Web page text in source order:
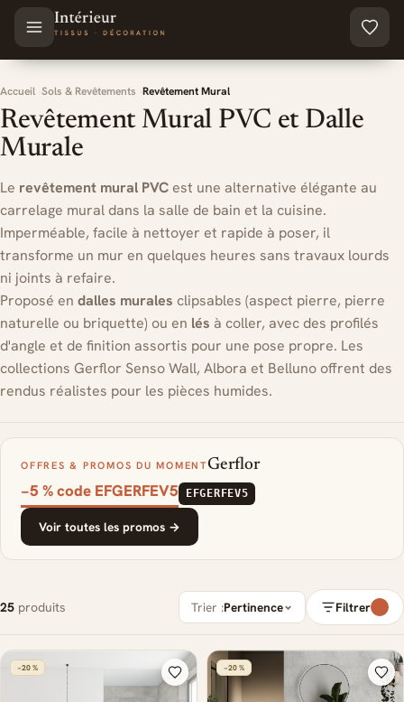
Aller au contenu principal
Accueil Sols & Revêtements Revêtement Mural
Revêtement Mural PVC et Dalle
Murale
Le revêtement mural PVC est une alternative élégante au
carrelage mural dans la salle de bain et la cuisine.
Imperméable, facile à nettoyer et rapide à poser, il
transforme un mur en quelques heures sans travaux lourds
ni joints à refaire.
Proposé en dalles murales clipsables (aspect pierre, pierre
naturelle ou briquette) ou en lés à coller, avec des profilés
d'angle et de finition assortis pour une pose propre. Les
collections Gerflor Senso Wall, Albora et Belluno offrent des
rendus réalistes pour les pièces humides.
OFFRES & PROMOS DU MOMENTGerflor
−5 % code EFGERFEV5 EFGERFEV5
Voir toutes les promos →
25 produits Trier :Pertinence Filtrer
−20 % −20 %